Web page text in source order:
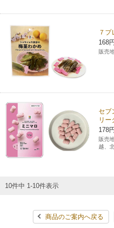
７
168
販売
セ
リー
178
販売
越、
10件中 1-10件表示
商品のご案内へ戻る